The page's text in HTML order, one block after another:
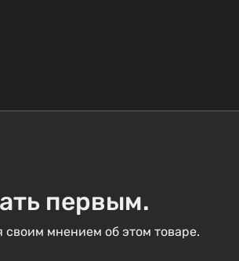
первым.
своим мнением об этом товаре.